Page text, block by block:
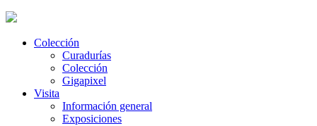
Colección
Curadurías
Colección
Gigapixel
Visita
Información general
Exposiciones